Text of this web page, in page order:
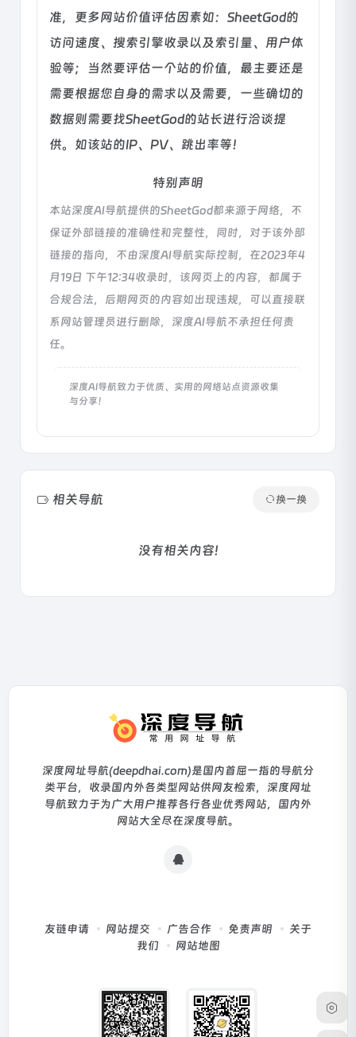
准，更多网站价值评估因素如：SheetGod的
访问速度、搜索引擎收录以及索引量、用户体
验等；当然要评估一个站的价值，最主要还是
需要根据您自身的需求以及需要，一些确切的
数据则需要找SheetGod的站长进行洽谈提
供。如该站的IP、PV、跳出率等！
特别声明
本站深度AI导航提供的SheetGod都来源于网络，不
保证外部链接的准确性和完整性，同时，对于该外部
链接的指向，不由深度AI导航实际控制，在2023年4
月19日 下午12:34收录时，该网页上的内容，都属于
合规合法，后期网页的内容如出现违规，可以直接联
系网站管理员进行删除，深度AI导航不承担任何责
任。
深度AI导航致力于优质、实用的网络站点资源收集
与分享！
相关导航 换一换
没有相关内容!
深度网址导航(deepdhai.com)是国内首屈一指的导航分
类平台，收录国内外各类型网站供网友检索，深度网址
导航致力于为广大用户推荐各行各业优秀网站，国内外
网站大全尽在深度导航。
友链申请 网站提交 广告合作 免责声明
关于
我们
网站地图